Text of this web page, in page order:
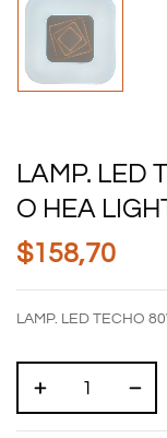
LAMP. LED
O HEA
$158,70
LAMP. LED TECHO